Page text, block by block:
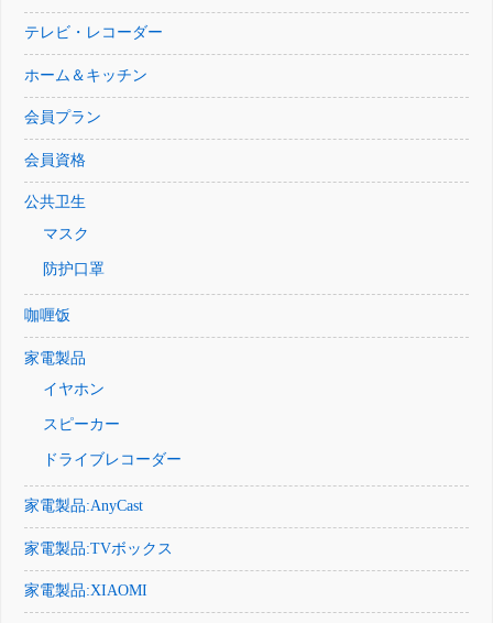
テレビ・レコーダー
ホーム＆キッチン
会員プラン
会員資格
公共卫生
マスク
防护口罩
咖喱饭
家電製品
イヤホン
スピーカー
ドライブレコーダー
家電製品:AnyCast
家電製品:TVボックス
家電製品:XIAOMI